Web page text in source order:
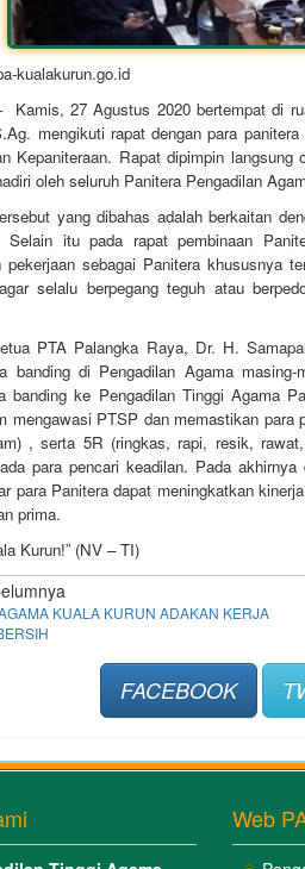
kualakurun.go.id
Kamis, 27 Agustus 2020 bertempat di
mengikuti rapat dengan para
Kepaniteraan. Rapat dipimpin
oleh seluruh Panitera Pengadilan
yang dibahas adalah berkaitan
Selain itu pada rapat pembinaan
pekerjaan sebagai Panitera khususnya
selalu berpegang teguh atau
PTA Palangka Raya, Dr. H.
banding di Pengadilan Agama
banding ke Pengadilan Tinggi Agama
mengawasi PTSP dan memastikan
, serta 5R (ringkas, rapi, resik,
para pencari keadilan. Pada
para Panitera dapat meningkatkan
prima.
Kurun!” (NV – TI)
KUALA KURUN ADAKAN KERJA
FACEBOOK
Web